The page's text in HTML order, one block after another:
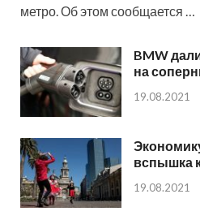
метро. Об этом сообщается …
BMW
на
19.08.2021
вспышка
19.08.2021